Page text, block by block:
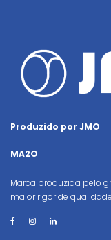
Produzido por JMO
MA2O
Marca produzida pelo
maior rigor de